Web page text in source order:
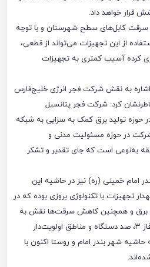
سرقت کابل‌های سطح شهرستان و با توجه
از این تجهیزات می‌تواند از قطعی،
کرده آسیب کمتری به تجهیزات
اشاره به نقش شرکت فجر انرژی خلیج‌فارس
کرد: شرکت فجر پتانسیل
حوزه تولید برق کمک به سزایی به شبکه
در حوزه مسئولیت مدنی و
به‌نوعی است که جای تقدیر و تشکر
امام خمینی (ره) نیز در حاشیه این
تجهیزات با تکنولوژی بروزی بوده که در
برق و همچنین کاهش سرقت‌ها نقش به
سزایی دارند. ما از این کابل‌ها در فاز ۳، صد دستگاه و مناطق اولویت‌دار
شهر بندر امام و روستا اکنون با